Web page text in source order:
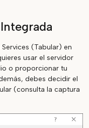
(Tabular) en
usar el servidor
o proporcionar tu
debes decidir el
(consulta la captura